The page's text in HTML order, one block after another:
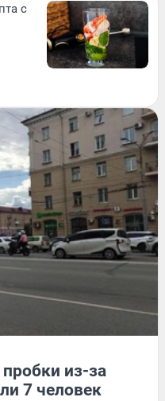
с
из-за
7 человек